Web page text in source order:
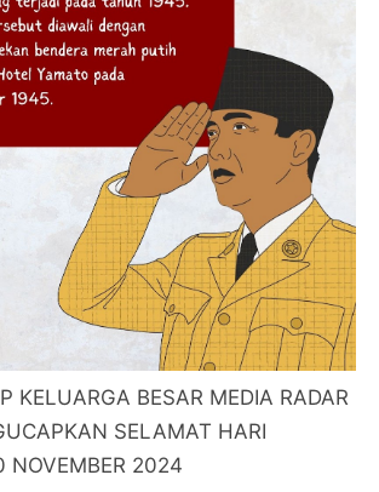
KELUARGA BESAR MEDIA RADAR
SELAMAT HARI
NOVEMBER 2024